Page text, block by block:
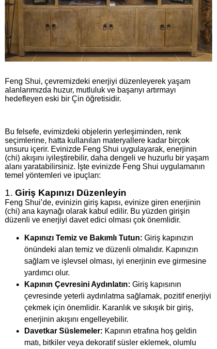
Feng Shui, çevremizdeki enerjiyi düzenleyerek yaşam
alanlarımızda huzur, mutluluk ve başarıyı artırmayı
hedefleyen eski bir Çin öğretisidir.
Bu felsefe, evimizdeki objelerin yerleşiminden, renk
seçimlerine, hatta kullanılan materyallere kadar birçok
unsuru içerir. Evinizde Feng Shui uygulayarak, enerjinin
(chi) akışını iyileştirebilir, daha dengeli ve huzurlu bir yaşam
alanı yaratabilirsiniz. İşte evinizde Feng Shui uygulamanın
temel yöntemleri ve ipuçları:
1. Giriş Kapınızı Düzenleyin
Feng Shui’de, evinizin giriş kapısı, evinize giren enerjinin
(chi) ana kaynağı olarak kabul edilir. Bu yüzden girişin
düzenli ve enerjiyi davet edici olması çok önemlidir.
Kapınızı Temiz ve Bakımlı Tutun: Giriş kapınızın
önündeki alan temiz ve düzenli olmalıdır. Kapınızın
sağlam ve işlevsel olması, iyi enerjinin eve girmesine
yardımcı olur.
Kapının Çevresini Aydınlatın: Giriş kapısının
çevresinde yeterli aydınlatma sağlamak, pozitif enerjiyi
çekmek için önemlidir. Karanlık ve sıkışık bir giriş,
enerjinin akışını engelleyebilir.
Davetkar Süslemeler: Kapının etrafına hoş geldin
matı, bitkiler veya dekoratif süsler eklemek, olumlu